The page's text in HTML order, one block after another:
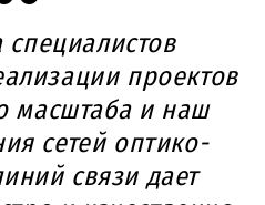
специалистов
проектов
масштаба и наш
сетей оптико-
связи дает